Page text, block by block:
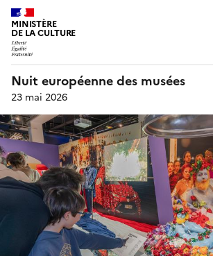
MINISTÈRE
DE LA CULTURE
Nuit européenne des musées
23 mai 2026